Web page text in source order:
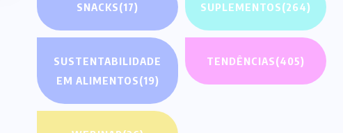
SNACKS(17) SUPLEMENTOS(264)
SUSTENTABILIDADE
EM ALIMENTOS(19)
TENDÊNCIAS(405)